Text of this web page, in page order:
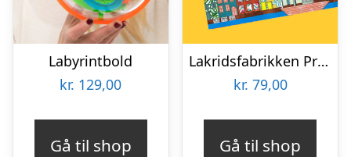
Labyrintbold
kr. 129,00
Gå til shop
Lakridsfabrikken Premiumlakrids – Copenhagen
kr. 79,00
Gå til shop